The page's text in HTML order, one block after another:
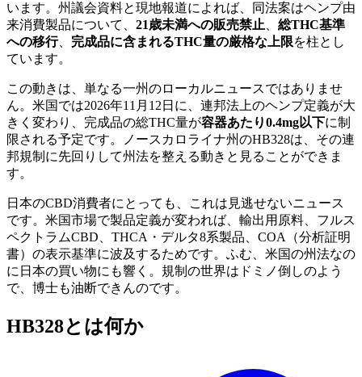
います。州議会資料と現地報道によれば、同法案はヘンプ由
来消費製品について、 21歳未満への販売禁止
総THC基準
への移行、 完成品に含まれるTHC量の厳格な上限を柱とし
ています。
この動きは、単なる一州のローカルニュースではありませ
ん。米国では2026年11月12日に、連邦法上のヘンプ定義が大
きく変わり、完成品の総THC量が容器あたり0.4mg以下に制
限される予定です。ノースカロライナ州のHB328は、その連
邦規制に先回りして州法を整える動きと見ることができま
す。
日本のCBD消費者にとっても、これは見逃せないニュース
です。米国市場で製品定義が変われば、輸出用原料、フルス
ペクトラムCBD、THCA・デルタ8系製品、COA（分析証明
書）の表示基準に波及するためです。ふむ、米国の州法なの
に日本の買い物にも響く。規制の世界はドミノ倒しのよう
で、博士も油断できんのです。
HB328とは何か